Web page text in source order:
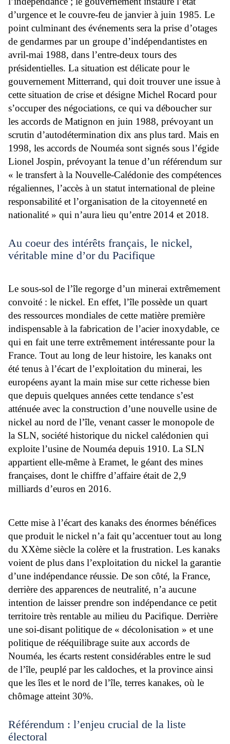
d’urgence et le couvre-feu de janvier à juin 1985. Le
point culminant des événements sera la prise d’otages
de gendarmes par un groupe d’indépendantistes en
avril-mai 1988, dans l’entre-deux tours des
présidentielles. La situation est délicate pour le
gouvernement Mitterrand, qui doit trouver une issue à
cette situation de crise et désigne Michel Rocard pour
s’occuper des négociations, ce qui va déboucher sur
les accords de Matignon en juin 1988, prévoyant un
scrutin d’autodétermination dix ans plus tard. Mais en
1998, les accords de Nouméa sont signés sous l’égide
Lionel Jospin, prévoyant la tenue d’un référendum sur
« le transfert à la Nouvelle-Calédonie des compétences
régaliennes, l’accès à un statut international de pleine
responsabilité et l’organisation de la citoyenneté en
nationalité » qui n’aura lieu qu’entre 2014 et 2018.
Au coeur des intérêts français, le nickel,
véritable mine d’or du Pacifique
Le sous-sol de l’île regorge d’un minerai extrêmement
convoité : le nickel. En effet, l’île possède un quart
des ressources mondiales de cette matière première
indispensable à la fabrication de l’acier inoxydable, ce
qui en fait une terre extrêmement intéressante pour la
France. Tout au long de leur histoire, les kanaks ont
été tenus à l’écart de l’exploitation du minerai, les
européens ayant la main mise sur cette richesse bien
que depuis quelques années cette tendance s’est
atténuée avec la construction d’une nouvelle usine de
nickel au nord de l’île, venant casser le monopole de
la SLN, société historique du nickel calédonien qui
exploite l’usine de Nouméa depuis 1910. La SLN
appartient elle-même à Eramet, le géant des mines
françaises, dont le chiffre d’affaire était de 2,9
milliards d’euros en 2016.
Cette mise à l’écart des kanaks des énormes bénéfices
que produit le nickel n’a fait qu’accentuer tout au long
du XXème siècle la colère et la frustration. Les kanaks
voient de plus dans l’exploitation du nickel la garantie
d’une indépendance réussie. De son côté, la France,
derrière des apparences de neutralité, n’a aucune
intention de laisser prendre son indépendance ce petit
territoire très rentable au milieu du Pacifique. Derrière
une soi-disant politique de « décolonisation » et une
politique de rééquilibrage suite aux accords de
Nouméa, les écarts restent considérables entre le sud
de l’île, peuplé par les caldoches, et la province ainsi
que les îles et le nord de l’île, terres kanakes, où le
chômage atteint 30%.
Référendum : l’enjeu crucial de la liste
électoral